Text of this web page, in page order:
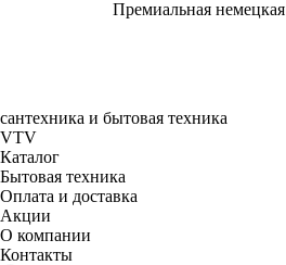
Премиальная немецкая
сантехника и бытовая техника
VTV
Каталог
Бытовая техника
Оплата и доставка
Акции
О компании
Контакты